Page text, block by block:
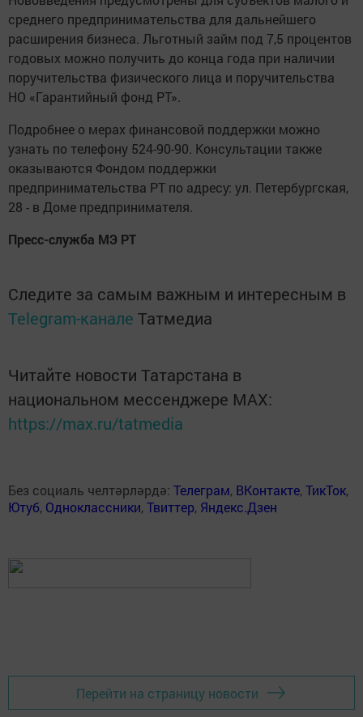
среднего предпринимательства для дальнейшего
расширения бизнеса. Льготный займ под 7,5 процентов
годовых можно получить до конца года при наличии
поручительства физического лица и поручительства
НО «Гарантийный фонд РТ».
Подробнее о мерах финансовой поддержки можно
узнать по телефону 524-90-90. Консультации также
оказываются Фондом поддержки
предпринимательства РТ по адресу: ул. Петербургская,
28 - в Доме предпринимателя.
Пресс-служба МЭ РТ​
Следите за самым важным и интересным в
Telegram-канале Татмедиа
Читайте новости Татарстана в
национальном мессенджере MАХ:
https://max.ru/tatmedia
Без социаль челтәрләрдә: Телеграм, ВКонтакте,ТикТок,
Ютуб, Одноклассники,Твиттер, Яндекс.Дзен
Перейти на страницу новости